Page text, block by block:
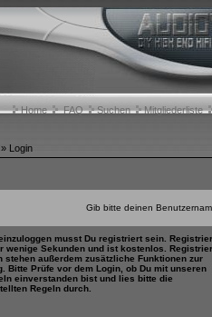
Home FAQ Suchen Mitgliederliste
» Login
Gib bitte deinen
musst Du registriert sein.
wenige Sekunden und ist kostenlos.
stehen außerdem zusätzliche Funktionen zur
Bitte Prüfe vor dem Login, ob Du mit unseren
einverstanden bist und lies bitte die
Regeln durch.